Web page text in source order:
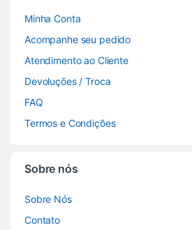
Minha Conta
Acompanhe seu pedido
Atendimento ao Cliente
Devoluções / Troca
FAQ
Termos e Condições
Sobre nós
Sobre Nós
Contato